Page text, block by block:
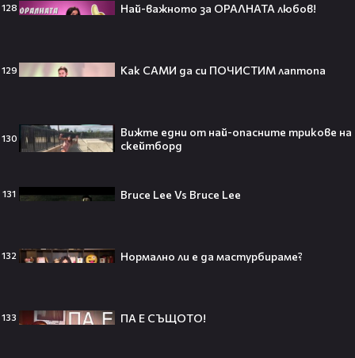
128 Най-важното за ОРАЛНАТА любов!
129 Как САМИ да си ПОЧИСТИМ лаптопа
130
Вижте едни от най-опасните трикове на
скейтборд
131 Bruce Lee Vs Bruce Lee
132 Нормално ли е да мастурбираме?
133 ПА Е СЪЩОТО!
Любов или скандал? Карди Би и
Плати ли FIFA милиони на
получава PC версията която